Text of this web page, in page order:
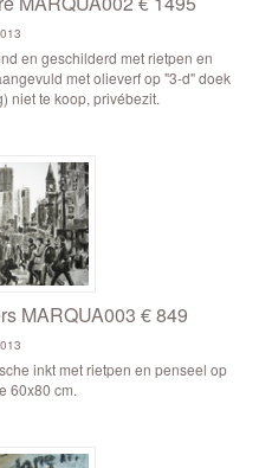
en geschilderd met rietpen en
met olieverf op "3-d" doek
niet te koop, privébezit.
MARQUA003 € 849
inkt met rietpen en penseel op
60x80 cm.